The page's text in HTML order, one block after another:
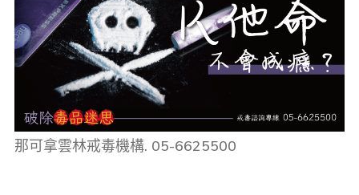
那可拿雲林戒毒機構. 05-6625500